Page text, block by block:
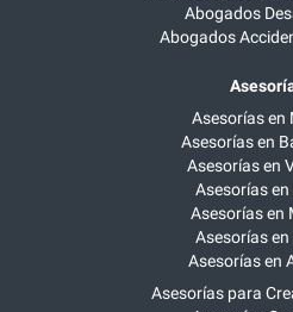
Abogados
Abogados
Asesorías en
Asesorías en
Asesorías en
Asesorías
Asesorías en
Asesorías en
Asesorías en
Asesorías para